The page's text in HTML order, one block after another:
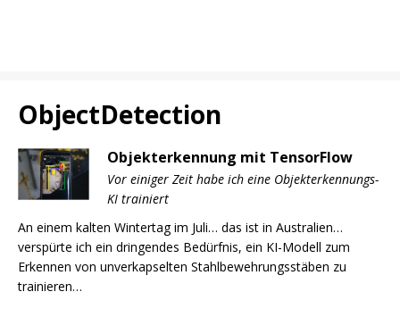
ObjectDetection
Objekterkennung mit TensorFlow
Vor einiger Zeit habe ich eine Objekterkennungs-
KI trainiert
An einem kalten Wintertag im Juli… das ist in Australien…
verspürte ich ein dringendes Bedürfnis, ein KI-Modell zum
Erkennen von unverkapselten Stahlbewehrungsstäben zu
trainieren…